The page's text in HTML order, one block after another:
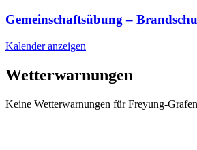
Gemeinschaftsübung –
Kalender anzeigen
Wetterwarnungen
Keine Wetterwarnungen für Freyung-